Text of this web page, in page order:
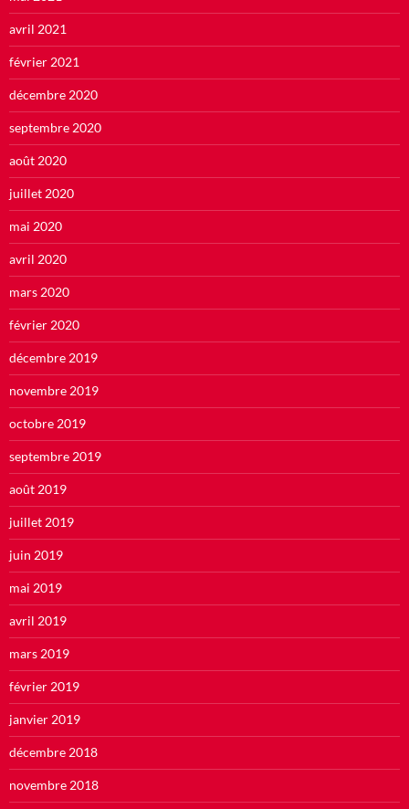
avril 2021
février 2021
décembre 2020
septembre 2020
août 2020
juillet 2020
mai 2020
avril 2020
mars 2020
février 2020
décembre 2019
novembre 2019
octobre 2019
septembre 2019
août 2019
juillet 2019
juin 2019
mai 2019
avril 2019
mars 2019
février 2019
janvier 2019
décembre 2018
novembre 2018